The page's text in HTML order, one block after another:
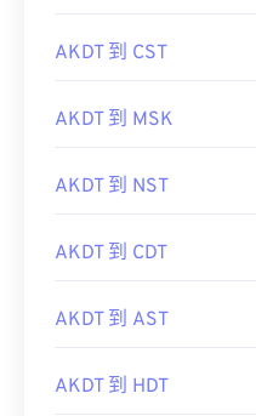
AKDT 到 CST
AKDT 到 MSK
AKDT 到 NST
AKDT 到 CDT
AKDT 到 AST
AKDT 到 HDT